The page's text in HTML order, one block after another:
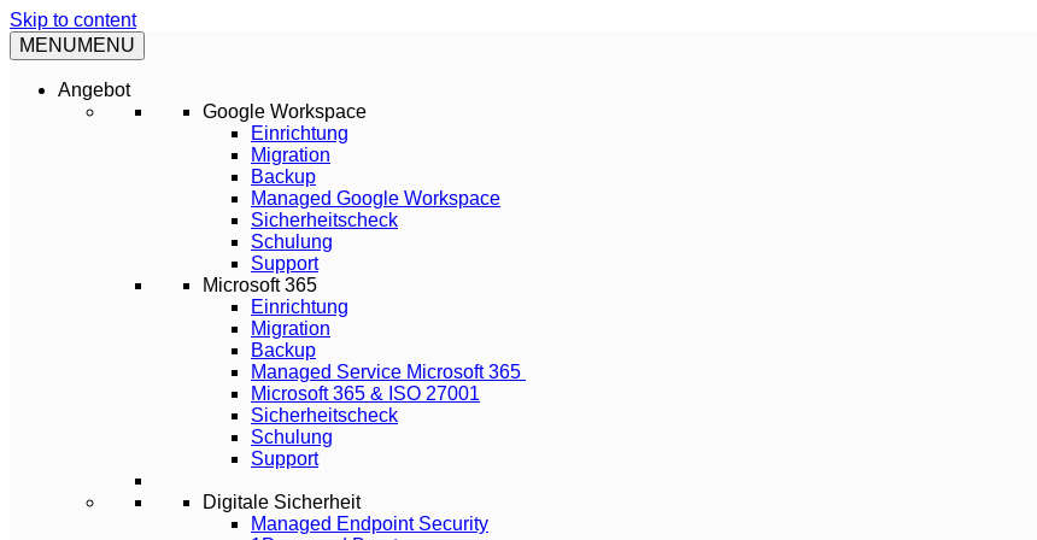
Skip to content
MENUMENU
Angebot
Google Workspace
Einrichtung
Migration
Backup
Managed Google Workspace
Sicherheitscheck
Schulung
Support
Microsoft 365
Einrichtung
Migration
Backup
Managed Service Microsoft 365
Microsoft 365 & ISO 27001
Sicherheitscheck
Schulung
Support
Digitale Sicherheit
Managed Endpoint Security